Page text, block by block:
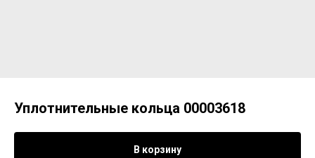
Уплотнительные кольца 00003618
В корзину